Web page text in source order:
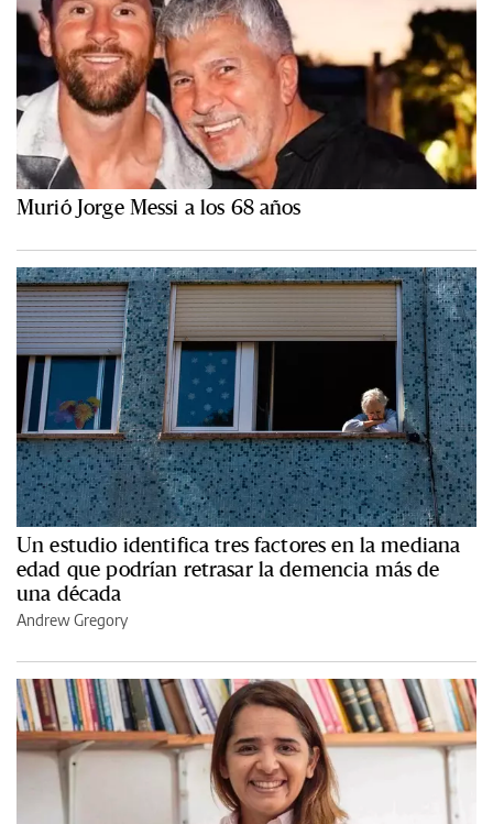
Murió Jorge Messi a los 68 años
Un estudio identifica tres factores en la mediana
edad que podrían retrasar la demencia más de
una década
Andrew Gregory